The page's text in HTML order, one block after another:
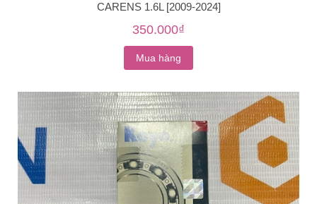
CARENS 1.6L [2009-2024]
350.000₫
Mua hàng